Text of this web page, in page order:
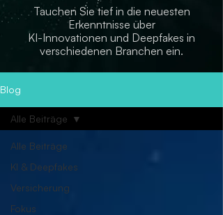
Tauchen Sie tief in die neuesten
Erkenntnisse über
KI-Innovationen und Deepfakes in
verschiedenen Branchen ein.
Blog
Alle Beiträge
KI & Deepfakes
Versicherung
Fokus
Alle Beiträge